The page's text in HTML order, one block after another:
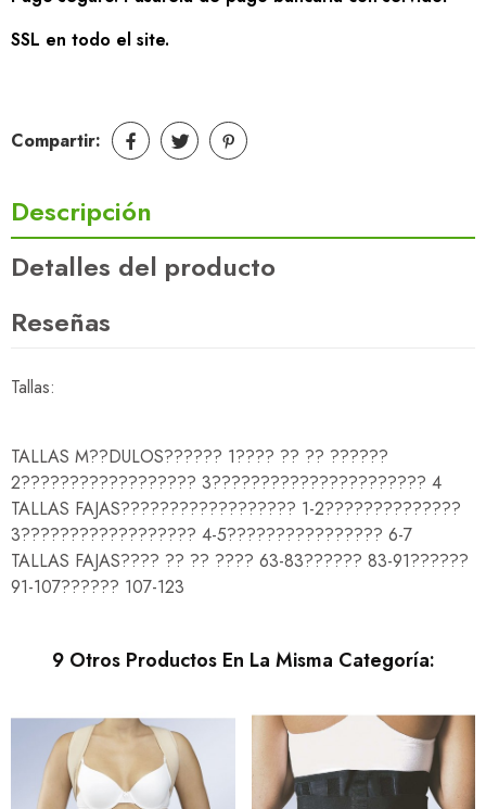
SSL en todo el site.
Compartir:
Descripción
Detalles del producto
Reseñas
Tallas:
TALLAS M??DULOS?????? 1???? ?? ?? ??????
2?????????????????? 3?????????????????????? 4
TALLAS FAJAS?????????????????? 1-2??????????????
3?????????????????? 4-5???????????????? 6-7
TALLAS FAJAS???? ?? ?? ???? 63-83?????? 83-91??????
91-107?????? 107-123
9 Otros Productos En La Misma Categoría: